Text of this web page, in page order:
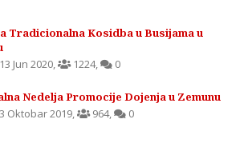
Tradicionalna Kosidba u Busijama u
13 Jun 2020 1224, 0
Nedelja Promocije Dojenja u Zemunu
3 Oktobar 2019 964, 0